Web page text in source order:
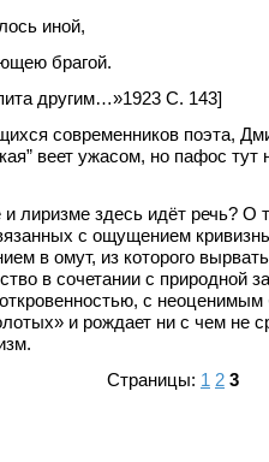
иной,
брагой.
другим…»1923 С. 143]
современников поэта,
веет ужасом, но пафос
лиризме здесь идёт речь? О
с ощущением
в омут, из которого
в сочетании с природной
с неоценимым
и рождает ни с чем не
Страницы: 1 2 3